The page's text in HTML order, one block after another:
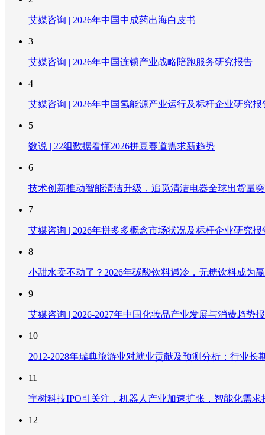
艾媒咨询 | 2026年中国中成药出海白皮书
3
艾媒咨询 | 2026年中国连锁产业战略陪跑服务研究报告
4
艾媒咨询 | 2026年中国氢能源产业运行及标杆企业研究报
5
数说 | 22组数据看懂2026拼豆赛道需求新趋势
6
技术创新推动智能清洁升级，追觅清洁电器全球出货量
7
艾媒咨询 | 2026年拼多多概念市场状况及标杆企业研究报
8
小甜水卖不动了？2026年碳酸饮料遇冷，无糖饮料成为
9
艾媒咨询 | 2026-2027年中国化妆品产业发展与消费趋势
10
2012-2028年瑞典旅游业对就业贡献及预测分析：行业
11
宇树科技IPO引关注，机器人产业加速扩张，智能化需求
12